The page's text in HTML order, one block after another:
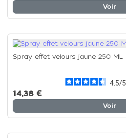
Voir
Spray effet velours jaune 250 ML
4.5/5
14,38 €
Voir